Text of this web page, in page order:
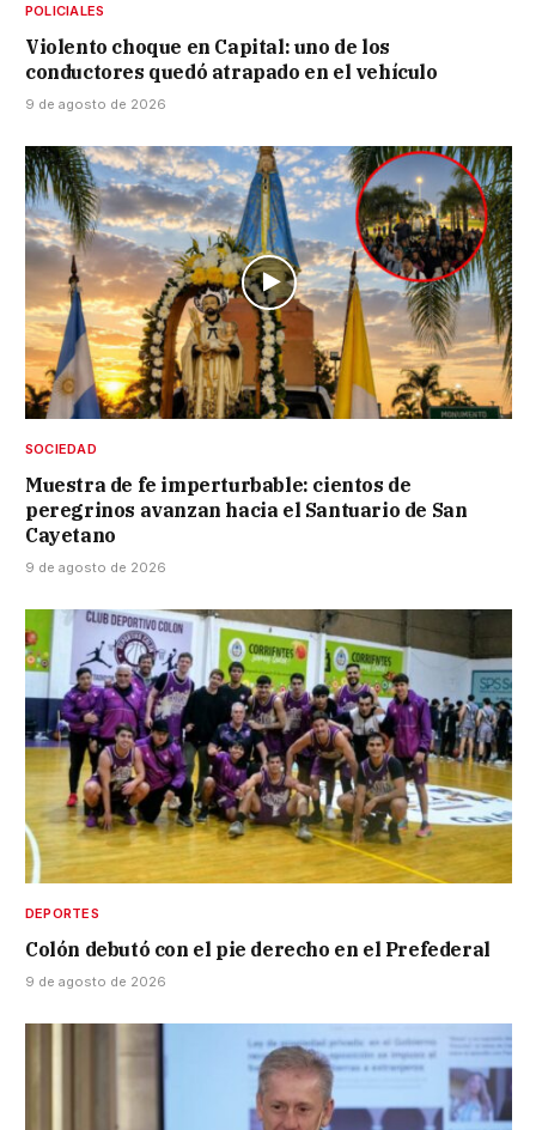
POLICIALES
Violento choque en Capital: uno de los
conductores quedó atrapado en el vehículo
9 de agosto de 2026
SOCIEDAD
Muestra de fe imperturbable: cientos de
peregrinos avanzan hacia el Santuario de San
Cayetano
9 de agosto de 2026
DEPORTES
Colón debutó con el pie derecho en el Prefederal
9 de agosto de 2026